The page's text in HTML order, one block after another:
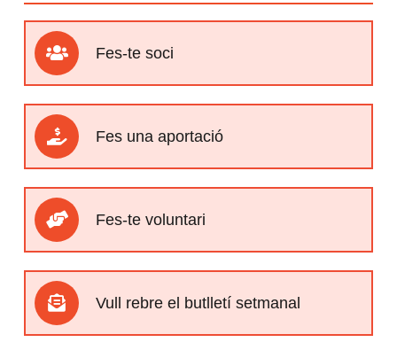
Fes-te soci
Fes una aportació
Fes-te voluntari
Vull rebre el butlletí setmanal